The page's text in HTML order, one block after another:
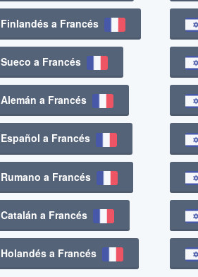
Finlandés a Francés
Sueco a Francés
Alemán a Francés
Español a Francés
Rumano a Francés
Catalán a Francés
Holandés a Francés